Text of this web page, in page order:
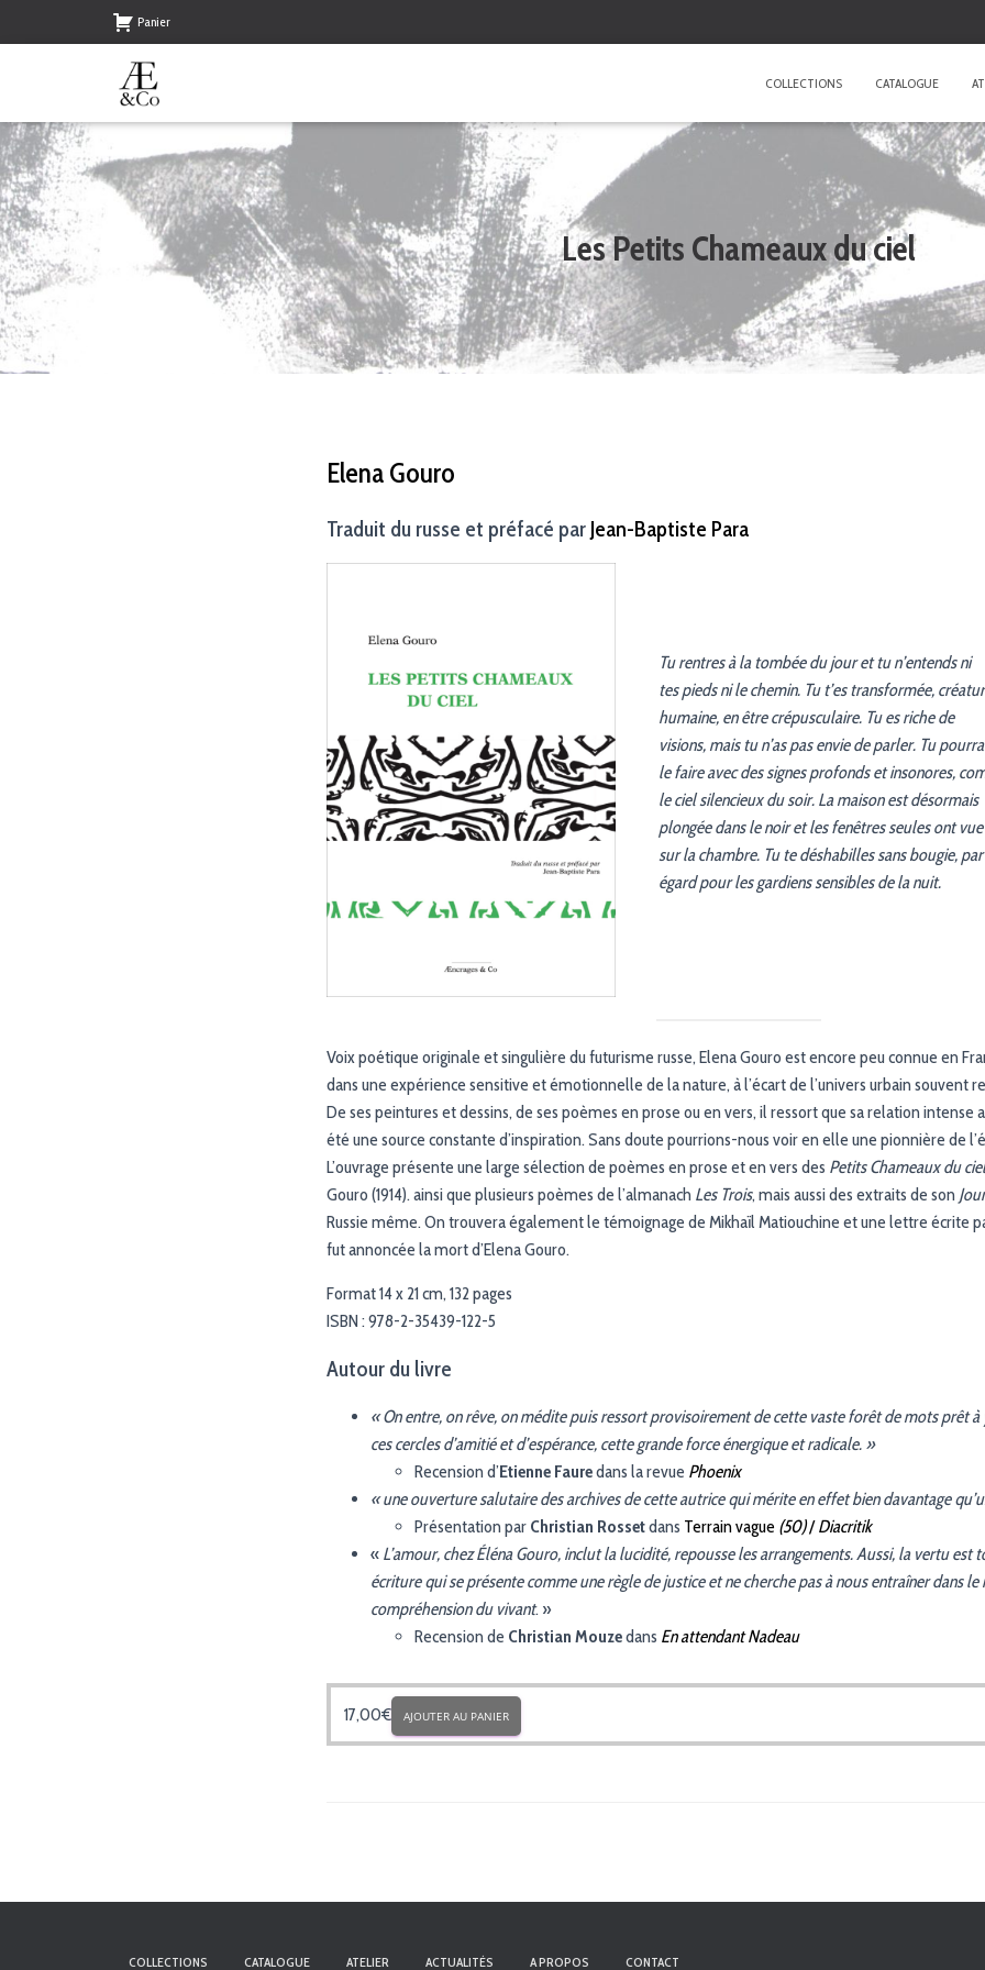
Panier
COLLECTIONS CATALOGUE
Les Petits Chameaux du ciel
Elena Gouro
Traduit du russe et préfacé par Jean-Baptiste Para
Tu rentres à la tombée du jour et tu n’entends ni
tes pieds ni le chemin. Tu t’es transformée,
humaine, en être crépusculaire. Tu es riche de
visions, mais tu n’as pas envie de parler. Tu
le faire avec des signes profonds et insonores,
le ciel silencieux du soir. La maison est désormais
plongée dans le noir et les fenêtres seules ont vue
sur la chambre. Tu te déshabilles sans bougie, par
égard pour les gardiens sensibles de la nuit.
Voix poétique originale et singulière du futurisme russe, Elena Gouro est encore peu connue en
dans une expérience sensitive et émotionnelle de la nature, à l’écart de l’univers urbain souvent
De ses peintures et dessins, de ses poèmes en prose ou en vers, il ressort que sa relation intense
été une source constante d’inspiration. Sans doute pourrions-nous voir en elle une pionnière de
L’ouvrage présente une large sélection de poèmes en prose et en vers des Petits Chameaux du ciel
Gouro (1914). ainsi que plusieurs poèmes de l’almanach Les Trois, mais aussi des extraits de son
Russie même. On trouvera également le témoignage de Mikhaïl Matiouchine et une lettre écrite
fut annoncée la mort d’Elena Gouro.
Format 14 x 21 cm, 132 pages
ISBN : 978-2-35439-122-5
Autour du livre
« On entre, on rêve, on médite puis ressort provisoirement de cette vaste forêt de mots prêt
ces cercles d’amitié et d’espérance, cette grande force énergique et radicale. »
Recension d’Etienne Fauredans la revue Phoenix
« une ouverture salutaire des archives de cette autrice qui mérite en effet bien davantage
Présentation par Christian Rossetdans Terrain vague (50)/Diacritik
« L’amour, chez Éléna Gouro, inclut la lucidité, repousse les arrangements. Aussi, la vertu est
écriture qui se présente comme une règle de justice et ne cherche pas à nous entraîner dans le
compréhension du vivant. »
Recension de Christian Mouzedans En attendant Nadeau
17,00€ AJOUTER AU PANIER
COLLECTIONS CATALOGUE ATELIER ACTUALITÉS A PROPOS CONTACT